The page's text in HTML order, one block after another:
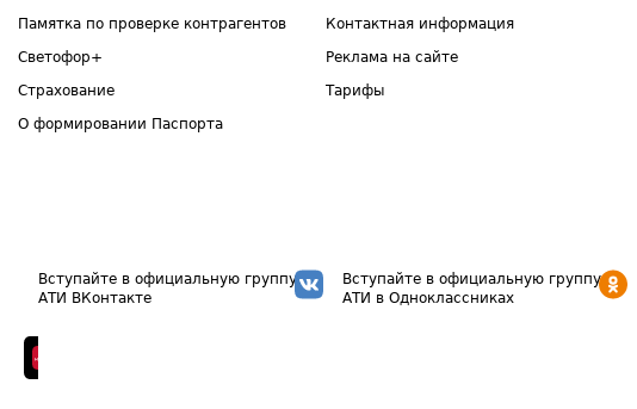
Памятка по проверке контрагентов
Светофор+
Страхование
О формировании Паспорта
Контактная информация
Реклама на сайте
Тарифы
Вступайте в официальную группу
АТИ ВКонтакте
Вступайте в официальную группу
АТИ в Одноклассниках